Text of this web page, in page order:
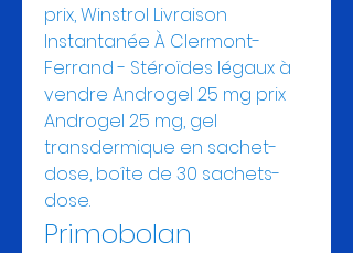
prix, Winstrol Livraison
Instantanée À Clermont-
Ferrand - Stéroïdes légaux à
vendre Androgel 25 mg prix
Androgel 25 mg, gel
transdermique en sachet-
dose, boîte de 30 sachets-
dose.
Primobolan